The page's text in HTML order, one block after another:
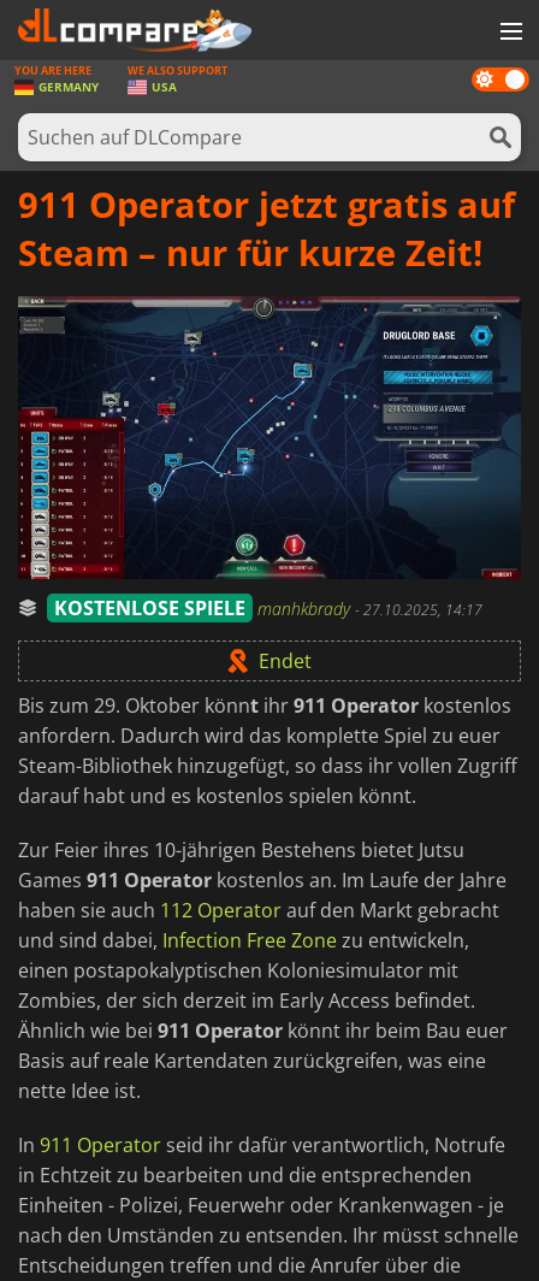
SPIELE
SPIEL KARTEN
SOFTWARE
NACHRICHTEN
ANMELDEN ODER REGISTRIEREN
Dark
mode
YOU ARE HERE
GERMANY
WE ALSO SUPPORT
USA
911 Operator jetzt gratis auf
Steam – nur für kurze Zeit!
KOSTENLOSE SPIELE manhkbrady-27.10.2025, 14:17
Endet
Bis zum 29. Oktober könnt ihr911 Operator kostenlos
anfordern. Dadurch wird das komplette Spiel zu euer
Steam-Bibliothek hinzugefügt, so dass ihr vollen Zugriff
darauf habt und es kostenlos spielen könnt.
Zur Feier ihres 10-jährigen Bestehens bietet Jutsu
Games 911 Operator kostenlos an. Im Laufe der Jahre
haben sie auch 112 Operatorauf den Markt gebracht
und sind dabei, Infection Free Zonezu entwickeln,
einen postapokalyptischen Koloniesimulator mit
Zombies, der sich derzeit im Early Access befindet.
Ähnlich wie bei 911 Operator könnt ihr beim Bau euer
Basis auf reale Kartendaten zurückgreifen, was eine
nette Idee ist.
In 911 Operator seid ihr dafür verantwortlich, Notrufe
in Echtzeit zu bearbeiten und die entsprechenden
Einheiten - Polizei, Feuerwehr oder Krankenwagen - je
nach den Umständen zu entsenden. Ihr müsst schnelle
Entscheidungen treffen und die Anrufer über die